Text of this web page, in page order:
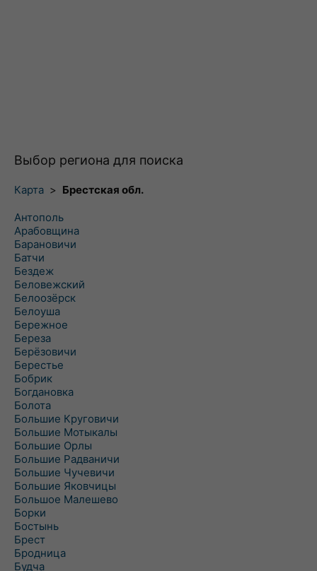
Выбор региона для поиска
Карта > Брестская обл.
Антополь
Арабовщина
Барановичи
Батчи
Бездеж
Беловежский
Белоозёрск
Белоуша
Бережное
Береза
Берёзовичи
Берестье
Бобрик
Богдановка
Болота
Большие Круговичи
Большие Мотыкалы
Большие Орлы
Большие Радваничи
Большие Чучевичи
Большие Яковчицы
Большое Малешево
Борки
Бостынь
Брест
Бродница
Будча